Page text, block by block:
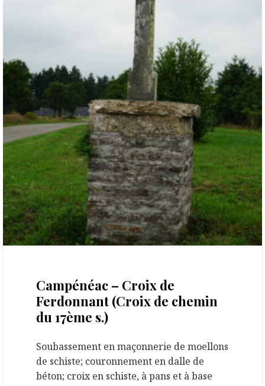
Campénéac – Croix de
Ferdonnant (Croix de chemin
du 17ème s.)
Soubassement en maçonnerie de moellons
de schiste; couronnement en dalle de
béton; croix en schiste, à pans et à base